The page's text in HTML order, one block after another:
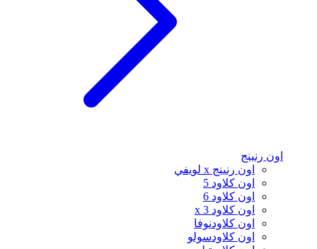
اون رنينج
اون رنينج x لويفي
اون كلاود 5
اون كلاود 6
اون كلاود x 3
اون كلاودنوفا
اون كلاودسولو